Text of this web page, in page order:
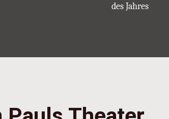
des Jahres